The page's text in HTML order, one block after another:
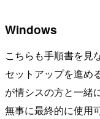
Windows
こちらも手順書を見
セットアップを進め
が情シスの方と一緒
無事に最終的に使用